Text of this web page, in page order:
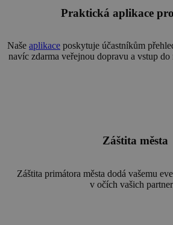
Praktická aplikace
Naše aplikace poskytuje účastníkům
navíc zdarma veřejnou dopravu a vstup
Záštita města
Záštita primátora města dodá vašemu
v očích vašich